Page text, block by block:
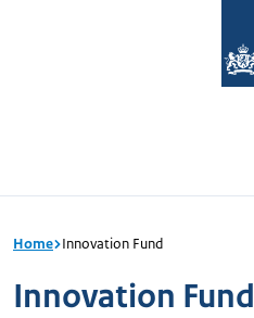
Home Innovation Fund
Innovation Fund